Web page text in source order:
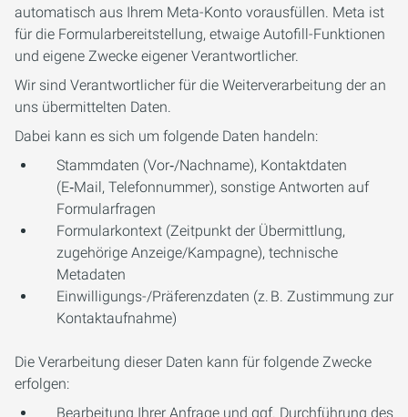
automatisch aus Ihrem Meta-Konto vorausfüllen. Meta ist
für die Formularbereitstellung, etwaige Autofill-Funktionen
und eigene Zwecke eigener Verantwortlicher.
Wir sind Verantwortlicher für die Weiterverarbeitung der an
uns übermittelten Daten.
Dabei kann es sich um folgende Daten handeln:
Stammdaten (Vor‑/Nachname), Kontaktdaten
(E‑Mail, Telefonnummer), sonstige Antworten auf
Formularfragen
Formularkontext (Zeitpunkt der Übermittlung,
zugehörige Anzeige/Kampagne), technische
Metadaten
Einwilligungs-/Präferenzdaten (z. B. Zustimmung zur
Kontaktaufnahme)
Die Verarbeitung dieser Daten kann für folgende Zwecke
erfolgen:
Bearbeitung Ihrer Anfrage und ggf. Durchführung des